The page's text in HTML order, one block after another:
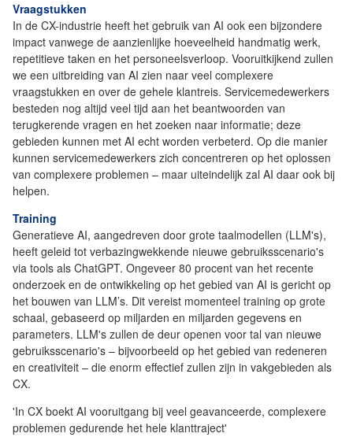
Vraagstukken
In de CX-industrie heeft het gebruik van AI ook een bijzondere
impact vanwege de aanzienlijke hoeveelheid handmatig werk,
repetitieve taken en het personeelsverloop. Vooruitkijkend zullen
we een uitbreiding van AI zien naar veel complexere
vraagstukken en over de gehele klantreis. Servicemedewerkers
besteden nog altijd veel tijd aan het beantwoorden van
terugkerende vragen en het zoeken naar informatie; deze
gebieden kunnen met AI echt worden verbeterd. Op die manier
kunnen servicemedewerkers zich concentreren op het oplossen
van complexere problemen – maar uiteindelijk zal AI daar ook bij
helpen.
Training
Generatieve AI, aangedreven door grote taalmodellen (LLM's),
heeft geleid tot verbazingwekkende nieuwe gebruiksscenario's
via tools als ChatGPT. Ongeveer 80 procent van het recente
onderzoek en de ontwikkeling op het gebied van AI is gericht op
het bouwen van LLM’s. Dit vereist momenteel training op grote
schaal, gebaseerd op miljarden en miljarden gegevens en
parameters. LLM's zullen de deur openen voor tal van nieuwe
gebruiksscenario's – bijvoorbeeld op het gebied van redeneren
en creativiteit – die enorm effectief zullen zijn in vakgebieden als
CX.
'In CX boekt AI vooruitgang bij veel geavanceerde, complexere
problemen gedurende het hele klanttraject'